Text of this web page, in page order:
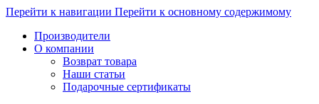
Перейти к навигации Перейти к основному содержимому
Производители
О компании
Возврат товара
Наши статьи
Подарочные сертификаты